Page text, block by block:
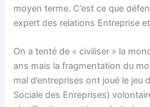
moyen terme. C’est ce que
expert des relations Entreprise
On a tenté de « civiliser » la
ans mais la fragmentation du
mal d’entreprises ont joué le jeu
Sociale des Enreprises)